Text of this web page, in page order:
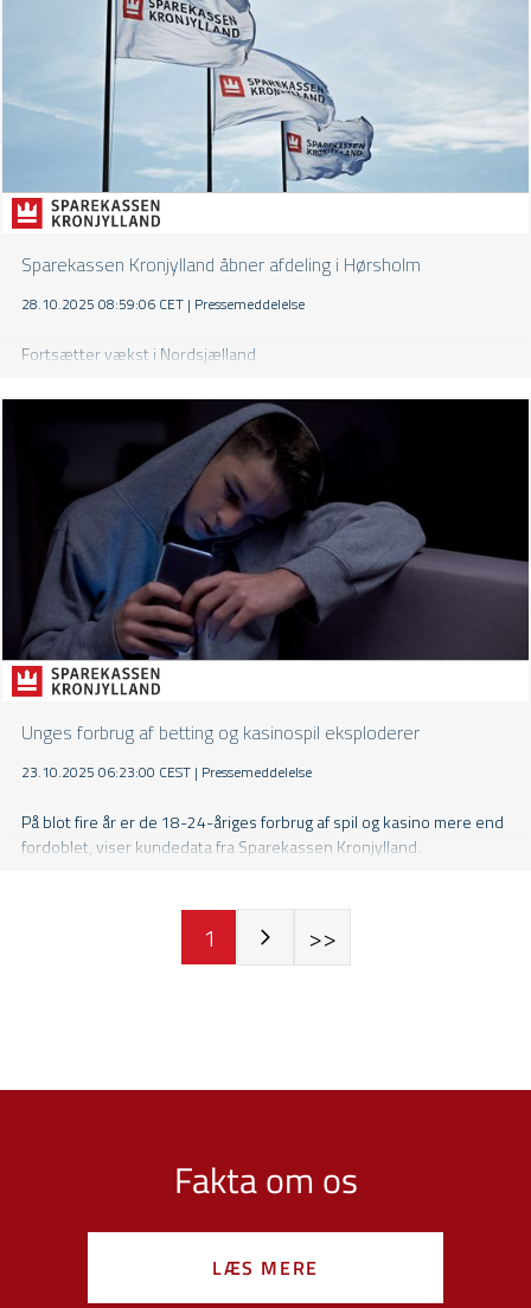
Fakta om os
LÆS MERE